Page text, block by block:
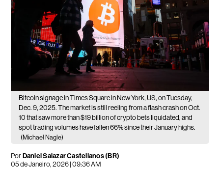
Bitcoin signage in Times Square in New York, US, on Tuesday,
Dec. 9, 2025. The market is still reeling from a flash crash on Oct.
10 that saw more than $19 billion of crypto bets liquidated, and
spot trading volumes have fallen 66% since their January highs.
(Michael Nagle)
PorDaniel Salazar Castellanos (BR)
05 de Janeiro, 2026 | 09:36 AM